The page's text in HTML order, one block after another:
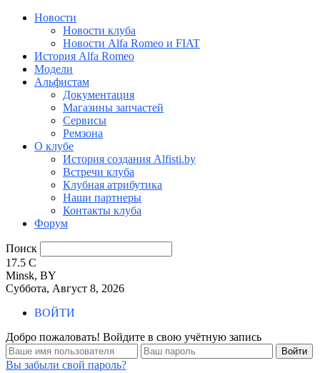
Новости
Новости клуба
Новости Alfa Romeo и FIAT
История Alfa Romeo
Модели
Альфистам
Документация
Магазины запчастей
Сервисы
Ремзона
О клубе
История создания Alfisti.by
Встречи клуба
Клубная атрибутика
Наши партнеры
Контакты клуба
Форум
Поиск
17.5 C
Minsk, BY
Суббота, Август 8, 2026
ВОЙТИ
Добро пожаловать! Войдите в свою учётную запись
Вы забыли свой пароль?